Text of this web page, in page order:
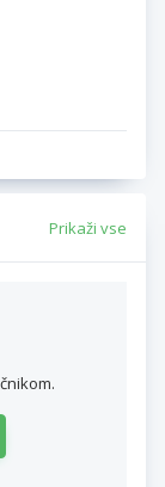
Prikaži vse